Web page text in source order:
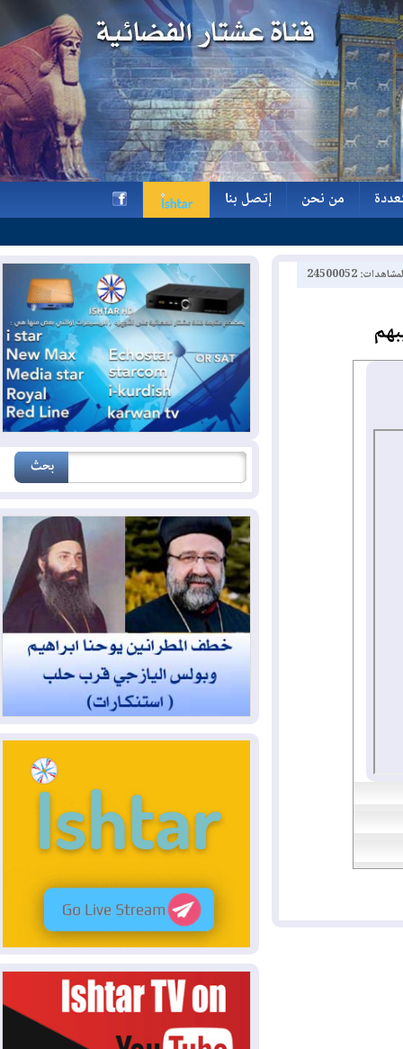
من نحن
إتصل بنا
h